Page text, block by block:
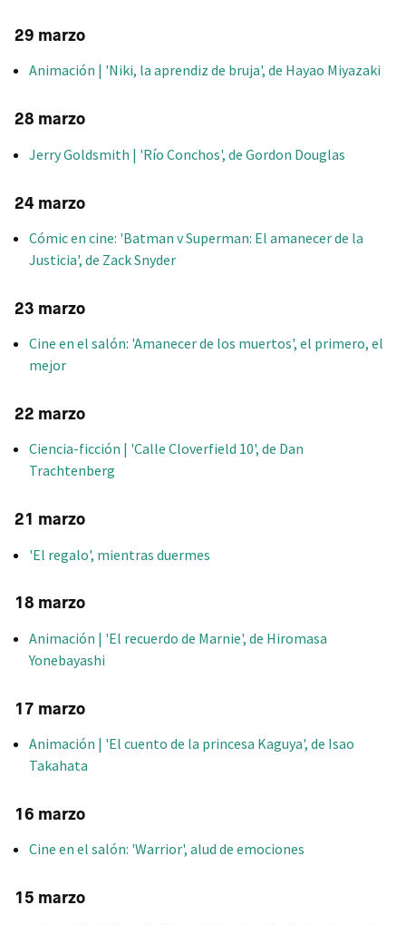
29 marzo
Animación | 'Niki, la aprendiz de bruja', de Hayao Miyazaki
28 marzo
Jerry Goldsmith | 'Río Conchos', de Gordon Douglas
24 marzo
Cómic en cine: 'Batman v Superman: El amanecer de la
Justicia', de Zack Snyder
23 marzo
Cine en el salón: 'Amanecer de los muertos', el primero, el
mejor
22 marzo
Ciencia-ficción | 'Calle Cloverfield 10', de Dan
Trachtenberg
21 marzo
'El regalo', mientras duermes
18 marzo
Animación | 'El recuerdo de Marnie', de Hiromasa
Yonebayashi
17 marzo
Animación | 'El cuento de la princesa Kaguya', de Isao
Takahata
16 marzo
Cine en el salón: 'Warrior', alud de emociones
15 marzo